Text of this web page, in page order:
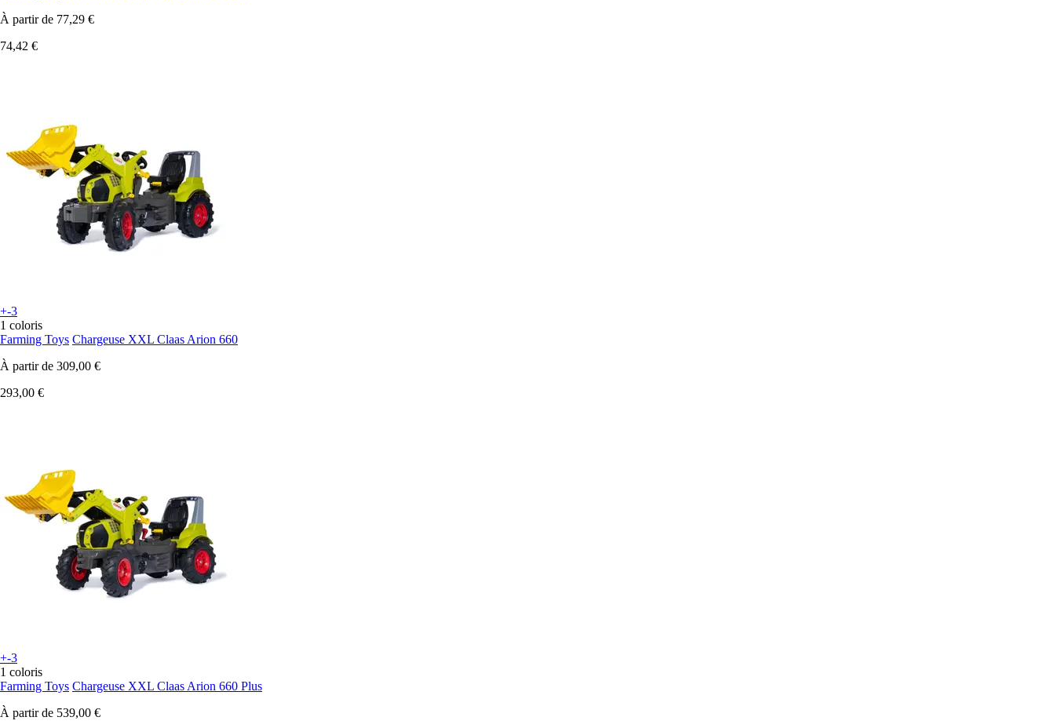
À partir de 77,29 €
74,42 €
+-3
1 coloris
Farming Toys Chargeuse XXL Claas Arion 660
À partir de 309,00 €
293,00 €
+-3
1 coloris
Farming Toys Chargeuse XXL Claas Arion 660 Plus
À partir de 539,00 €